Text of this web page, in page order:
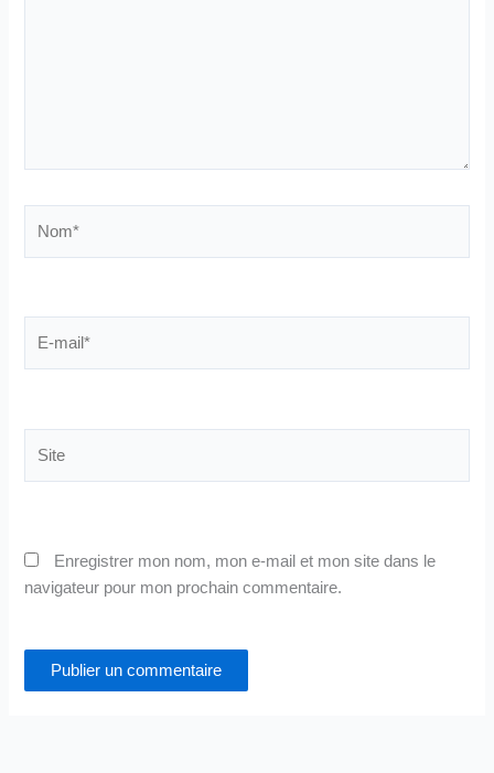
Enregistrer mon nom, mon e-mail et mon site dans le
navigateur pour mon prochain commentaire.